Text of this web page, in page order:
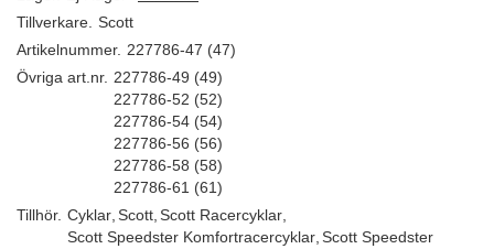
Tillverkare. Scott
Artikelnummer. 227786-47 (47)
Övriga art.nr. 227786-49 (49)
227786-52 (52)
227786-54 (54)
227786-56 (56)
227786-58 (58)
227786-61 (61)
Tillhör. Cyklar Scott Scott Racercyklar
Scott Speedster Komfortracercyklar Scott Speedster